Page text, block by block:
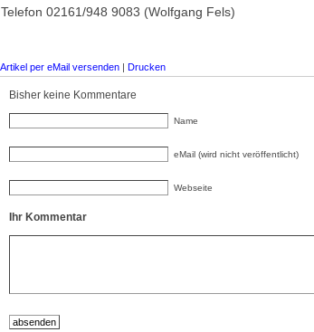
Telefon 02161/948 9083 (Wolfgang Fels)
Artikel per eMail versenden | Drucken
Bisher keine Kommentare
Name
eMail (wird nicht veröffentlicht)
Webseite
Ihr Kommentar